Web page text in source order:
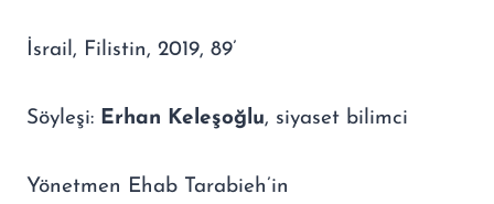
İsrail, Filistin, 2019, 89’
Söyleşi: Erhan Keleşoğlu, siyaset bilimci
Yönetmen Ehab Tarabieh’in